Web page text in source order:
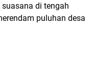
di tengah
puluhan desa